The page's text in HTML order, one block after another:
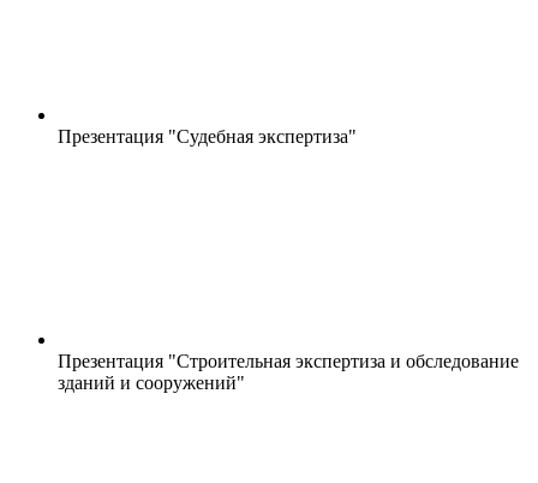
Презентация "Судебная экспертиза"
Презентация "Строительная экспертиза и обследование
зданий и сооружений"